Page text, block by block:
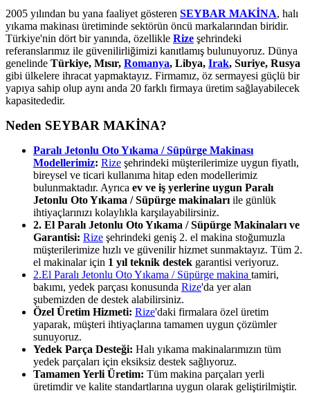
2005 yılından bu yana faaliyet gösteren SEYBAR MAKİNA, halı
yıkama makinası üretiminde sektörün öncü markalarından biridir.
Türkiye'nin dört bir yanında, özellikle Rize şehrindeki
referanslarımız ile güvenilirliğimizi kanıtlamış bulunuyoruz. Dünya
genelinde Türkiye, Mısır, Romanya, Libya, Irak, Suriye, Rusya
gibi ülkelere ihracat yapmaktayız. Firmamız, öz sermayesi güçlü bir
yapıya sahip olup aynı anda 20 farklı firmaya üretim sağlayabilecek
kapasitededir.
Neden SEYBAR MAKİNA?
Paralı Jetonlu Oto Yıkama / Süpürge Makinası
Modellerimiz: Rize şehrindeki müşterilerimize uygun fiyatlı,
bireysel ve ticari kullanıma hitap eden modellerimiz
bulunmaktadır. Ayrıca ev ve iş yerlerine uygun Paralı
Jetonlu Oto Yıkama / Süpürge makinaları ile günlük
ihtiyaçlarınızı kolaylıkla karşılayabilirsiniz.
2. El Paralı Jetonlu Oto Yıkama / Süpürge Makinaları ve
Garantisi: Rize şehrindeki geniş 2. el makina stoğumuzla
müşterilerimize hızlı ve güvenilir hizmet sunmaktayız. Tüm 2.
el makinalar için 1 yıl teknik destek garantisi veriyoruz.
2.El Paralı Jetonlu Oto Yıkama / Süpürge makina tamiri,
bakımı, yedek parçası konusunda Rize'da yer alan
şubemizden de destek alabilirsiniz.
Özel Üretim Hizmeti: Rize'daki firmalara özel üretim
yaparak, müşteri ihtiyaçlarına tamamen uygun çözümler
sunuyoruz.
Yedek Parça Desteği: Halı yıkama makinalarımızın tüm
yedek parçaları için eksiksiz destek sağlıyoruz.
Tamamen Yerli Üretim: Tüm makina parçaları yerli
üretimdir ve kalite standartlarına uygun olarak geliştirilmiştir.